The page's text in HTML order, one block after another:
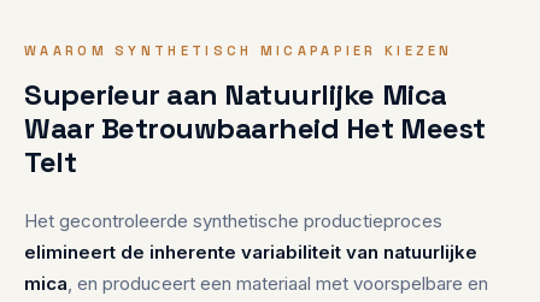
◆ ENGINEERING-WAARDE
99%+
Fluorophlogopiet-zuiverheid
WAAROM SYNTHETISCH MICAPAPIER KIEZEN
Superieur aan Natuurlijke Mica
Waar Betrouwbaarheid Het Meest
Telt
Het gecontroleerde synthetische productieproces
elimineert de inherente variabiliteit van natuurlijke
mica, en produceert een materiaal met voorspelbare en